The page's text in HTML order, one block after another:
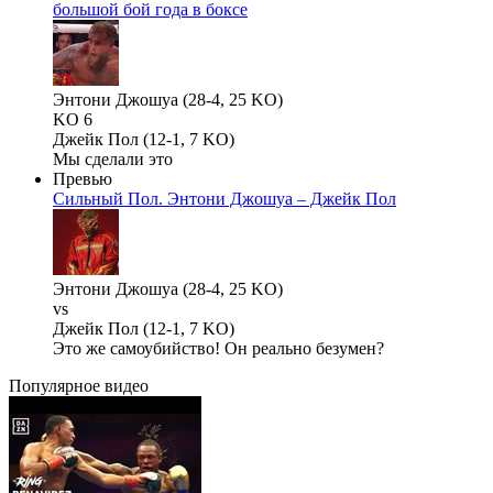
большой бой года в боксе
Энтони Джошуа (28-4, 25 KO)
KO 6
Джейк Пол (12-1, 7 KO)
Мы сделали это
Превью
Сильный Пол. Энтони Джошуа – Джейк Пол
Энтони Джошуа (28-4, 25 KO)
vs
Джейк Пол (12-1, 7 KO)
Это же самоубийство! Он реально безумен?
Популярное видео